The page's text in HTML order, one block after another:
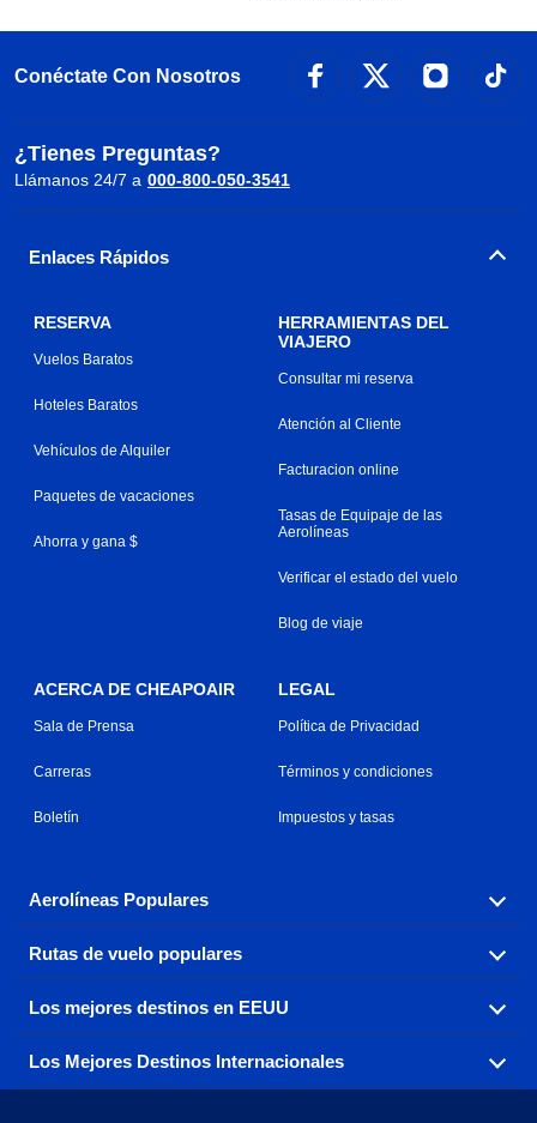
Conéctate Con Nosotros
¿Tienes Preguntas?
Llámanos 24/7 a 000-800-050-3541
Enlaces Rápidos
RESERVA
Vuelos Baratos
Hoteles Baratos
Vehículos de Alquiler
Paquetes de vacaciones
Ahorra y gana $
HERRAMIENTAS DEL
VIAJERO
Consultar mi reserva
Atención al Cliente
Facturacion online
Tasas de Equipaje de las
Aerolíneas
Verificar el estado del vuelo
Blog de viaje
ACERCA DE CHEAPOAIR
Sala de Prensa
Carreras
Boletín
LEGAL
Política de Privacidad
Términos y condiciones
Impuestos y tasas
Aerolíneas Populares
Explora nuestras opciones de tarifas aéreas baratas por
aerolínea, con más de 500 opciones para elegir.
Aeromexico
Air France Alaska Airlines
Rutas de vuelo populares
Reserva una de nuestras rutas de vuelo más populares
con tres sencillos clics.
Los mejores destinos en EEUU
Encuentra boletos de avión baratos a destinos
populares de los EEUU de costa a costa.
Los Mejores Destinos Internacionales